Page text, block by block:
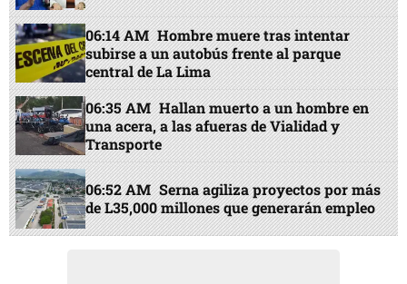
06:14 AM Hombre muere tras intentar
subirse a un autobús frente al parque
central de La Lima
06:35 AM Hallan muerto a un hombre en
una acera, a las afueras de Vialidad y
Transporte
06:52 AM Serna agiliza proyectos por más
de L35,000 millones que generarán empleo